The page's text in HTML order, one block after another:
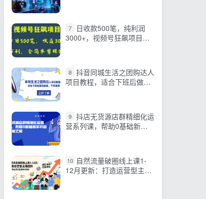
7
日收款500笔，纯利润
3000+，视频号狂飙项目，
8 抖音同城生活之团购达人
项目教程，适合下班后做的
9 抖店无货源店群精细化运
营系列课，帮助0基础新手
10 自然流量破圈线上课1-
12月更新：打造运营型主播